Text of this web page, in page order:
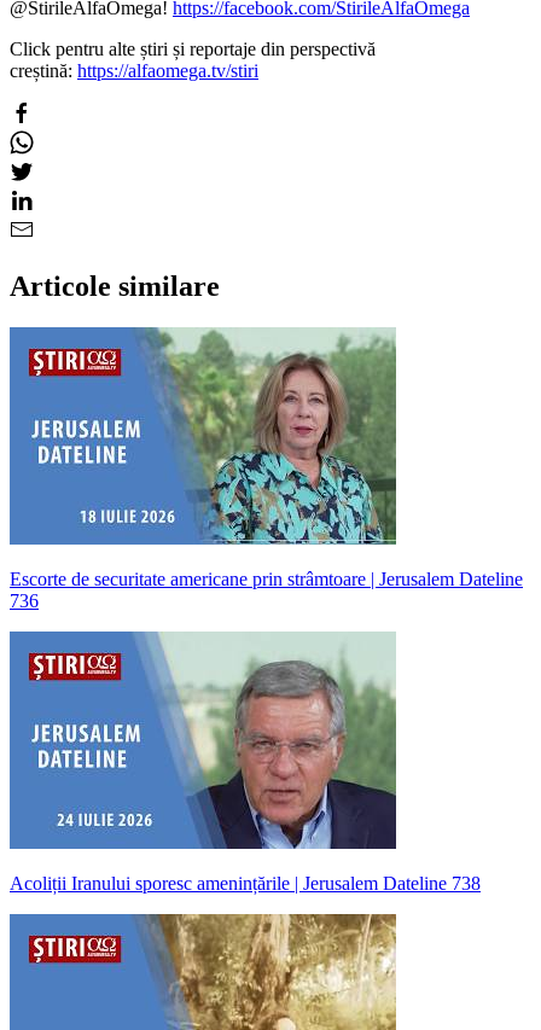
@StirileAlfaOmega! https://facebook.com/StirileAlfaOmega
Click pentru alte știri și reportaje din perspectivă
creștină: https://alfaomega.tv/stiri
Articole similare
Escorte de securitate americane prin strâmtoare | Jerusalem Dateline
736
Acoliții Iranului sporesc amenințările | Jerusalem Dateline 738